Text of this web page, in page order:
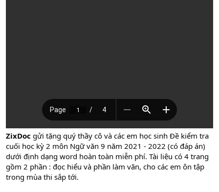
ZixDoc gửi tặng quý thầy cô và các em học sinh Đề kiểm tra
cuối học kỳ 2 môn Ngữ văn 9 năm 2021 - 2022 (có đáp án)
dưới định dạng word hoàn toàn miễn phí. Tài liệu có 4 trang
gồm 2 phần : đọc hiểu và phần làm văn, cho các em ôn tập
trong mùa thi sắp tới.